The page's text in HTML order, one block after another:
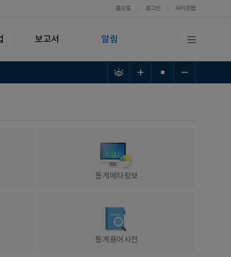
홈으로 로그인 사이트맵
보고서 알림
통계메타정보
통계용어사전